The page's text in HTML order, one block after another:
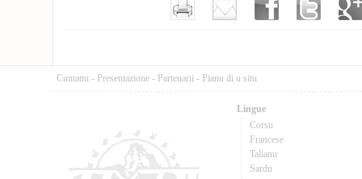
Cuntattu - Presentazione - Partenarii - Pianu di u situ
Lingue
Corsu
Francese
Talianu
Sardu